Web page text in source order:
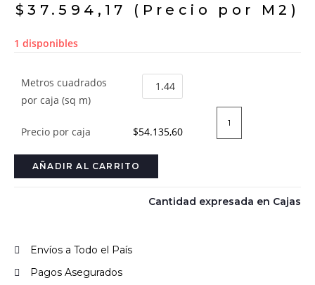
$37.594,17 (Precio por M2)
1 disponibles
Metros cuadrados
por caja (sq m)
Precio por caja $54.135,60
AÑADIR AL CARRITO
Cantidad expresada en Cajas
Envíos a Todo el País
Pagos Asegurados